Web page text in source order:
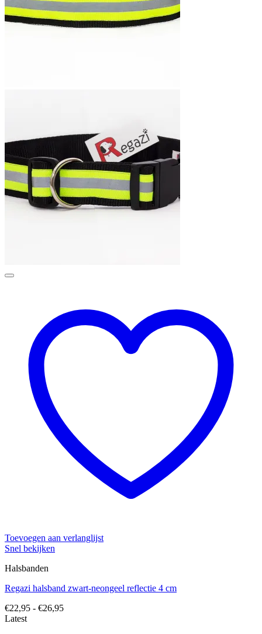
Toevoegen aan verlanglijst
Snel bekijken
Halsbanden
Regazi halsband zwart-neongeel reflectie 4 cm
€22,95 - €26,95Prijsklasse:
Latest